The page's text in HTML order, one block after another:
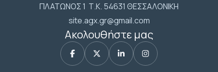
ΠΛΑΤΩΝΟΣ 1 Τ.Κ. 54631 ΘΕΣΣΑΛΟΝΙΚΗ
site.agx.gr@gmail.com
Ακολουθήστε μας